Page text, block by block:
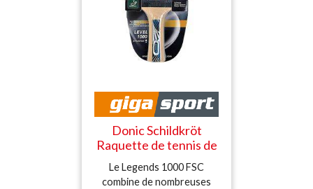
Donic Schildkröt
Raquette de tennis de
table Legends 1000
FSC noir
Le Legends 1000 FSC
combine de nombreuses